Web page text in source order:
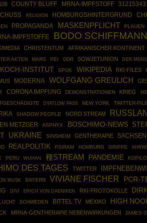
COUNTY BLUFF MRNA-IMPFSTOFF
RELIGION HOMBURGSHINTERGRUND
PROPAGANDA MASKENPFLICHT PLAUEN
IMPFSTOFFE BODO SCHIFFMANN
CHRISTENTUM AFRIKANISCHER KONTINENT
AKTEN MARS PEI DDR SOWJETUNION DER
INSTITUT SPUK WIKIPEDIA RKI-FILES
MODERNA WOLFGANG GREULICH
CORONA IMPFUNG DEMONSTRATIONEN KRIEG
DYATLOW PASS NEW YORK TWITTER-
SHADOW PEOPLE NORD STREAM
METZGER ASPHYX BOSCHIMO-NEWS
UKRAINE SINSHEIM GENTHERAPIE SACHSEN
REALPOLITIK PSIRAM HOMBURG GRIPPE
PERU WUHAN 種STREAM PANDEMIE
DES TAGES TWITTER
MUSK BAYERN VIVIANE FISCHER PCR-
DIVI ERICH VON DAENIKEN RKI-PROTOKOLLE
SCHWEDEN BITTEL TV MEXIKO HIGH
MRNA-GENTHERAPIE NEBENWIRKUNGEN JAMES